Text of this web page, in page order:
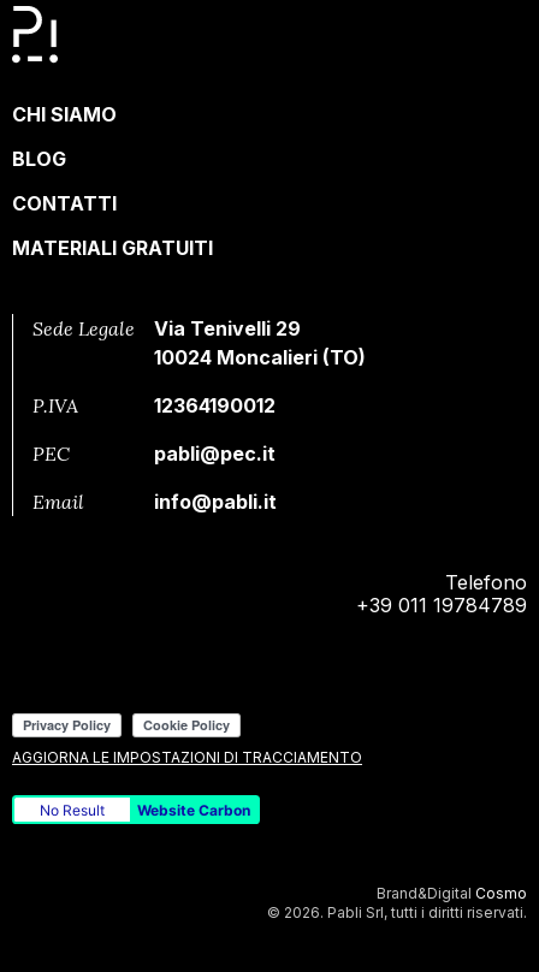
CHI SIAMO
BLOG
CONTATTI
MATERIALI GRATUITI
Sede Legale
Via Tenivelli 29
10024 Moncalieri (TO)
P.IVA
12364190012
PEC
pabli@pec.it
Email
info@pabli.it
Telefono
+39 011 19784789
AGGIORNA LE IMPOSTAZIONI DI TRACCIAMENTO
No Result Website Carbon
Brand&Digital Cosmo
© 2026. Pabli Srl, tutti i diritti riservati.